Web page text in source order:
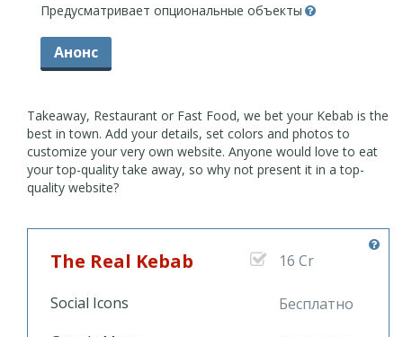
Предусматривает опциональные объекты
Анонс
Takeaway, Restaurant or Fast Food, we bet your Kebab is the
best in town. Add your details, set colors and photos to
customize your very own website. Anyone would love to eat
your top-quality take away, so why not present it in a top-
quality website?
The Real Kebab 16 Cr
Social Icons
Бесплатно